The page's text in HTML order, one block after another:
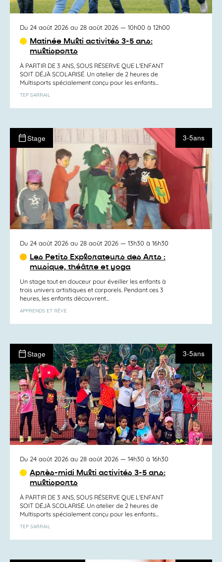
Du 24 août 2026 au 28 août 2026 — 10h00 à 12h00
Matinée Multi activités 3-5 ans:
multisports
À PARTIR DE 3 ANS, SOUS RÉSERVE QUE L'ENFANT
SOIT DÉJÀ SCOLARISÉ. Un atelier de 2 heures de
Multisports spécialement conçu pour les enfants...
TEP SARRAIL
Stage 3-5ans
Du 24 août 2026 au 28 août 2026 — 13h30 à 16h30
Les Petits Explorateurs des Arts :
musique, théâtre et yoga
Un stage tout en douceur pour éveiller les enfants à
trois univers artistiques et corporels. Pendant ces 3
heures, les enfants découvrent...
APPRENDS ET RÊVE
Stage 3-5ans
Du 24 août 2026 au 28 août 2026 — 14h30 à 16h30
Après-midi Multi activités 3-5 ans:
multisports
À PARTIR DE 3 ANS, SOUS RÉSERVE QUE L'ENFANT
SOIT DÉJÀ SCOLARISÉ. Un atelier de 2 heures de
Multisports spécialement conçu pour les enfants...
TEP SARRAIL